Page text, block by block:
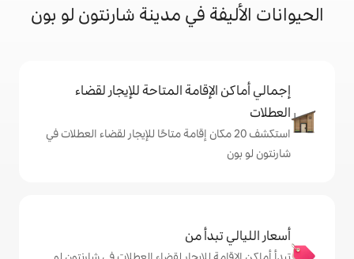
في مدينة شارنتون لو بون
المتاحة للإيجار لقضاء
20 مكان إقامة متاحًا للإيجار لقضاء العطلات في